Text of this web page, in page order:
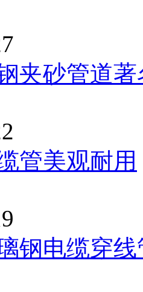
夹砂管道
管美观耐用
钢电缆穿